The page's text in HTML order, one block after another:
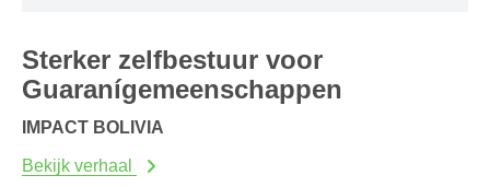
Sterker zelfbestuur voor
Guaranígemeenschappen
IMPACT BOLIVIA
Bekijk verhaal